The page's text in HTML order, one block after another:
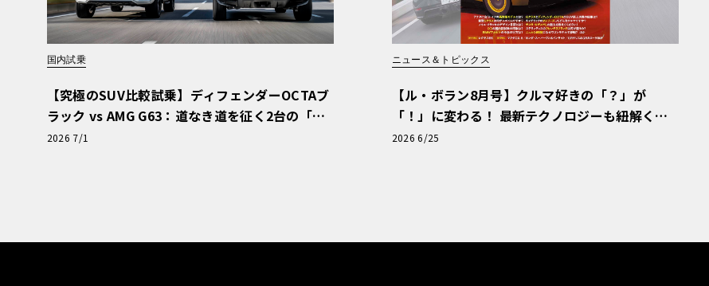
国内試乗
【究極のSUV比較試乗】ディフェンダーOCTAブ
ラック vs AMG G63：道なき道を征く2台の「対
極的アプローチ」
2026 7/1
ニュース＆トピックス
【ル・ボラン8月号】クルマ好きの「？」が
「！」に変わる！ 最新テクノロジーも紐解く
「輸入車Q&A」
2026 6/25